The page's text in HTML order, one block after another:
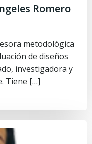
Romero
metodológica
de diseños
investigadora y
Tiene […]